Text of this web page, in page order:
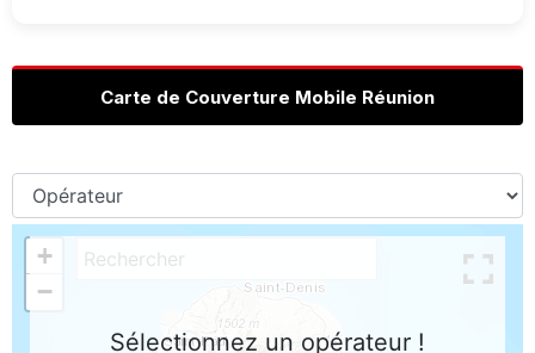
Carte de Couverture Mobile Réunion